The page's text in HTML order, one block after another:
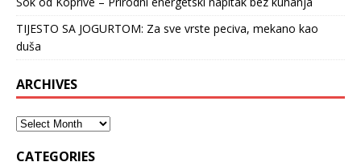
TIJESTO SA JOGURTOM: Za sve vrste peciva, mekano kao
duša
ARCHIVES
CATEGORIES